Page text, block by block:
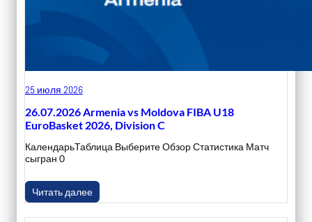
25 июля 2026
26.07.2026 Armenia vs Moldova FIBA U18
EuroBasket 2026, Division C
КалендарьТаблица Выберите Обзор Статистика Матч
сыгран 0
Читать далее